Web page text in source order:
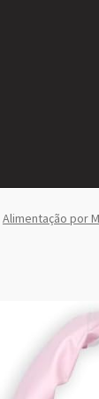
Alimentação por